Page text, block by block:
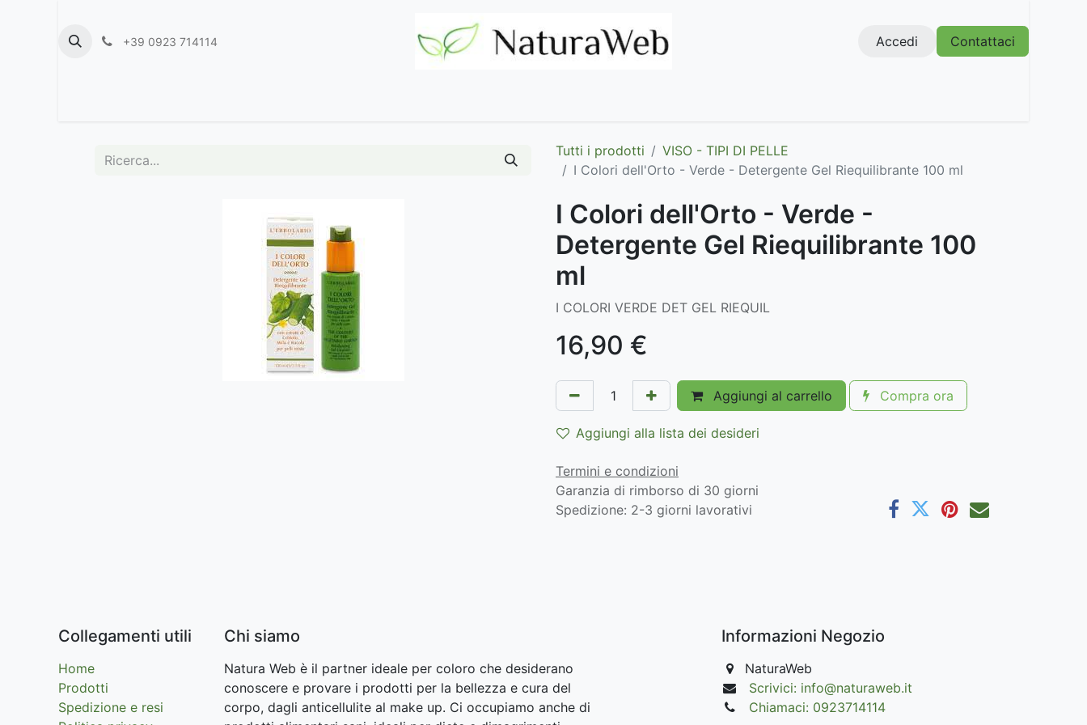
+39 0923 714114 Accedi Contattaci
Tutti i prodotti
VISO - TIPI DI PELLE
I Colori dell'Orto - Verde - Detergente Gel Riequilibrante 100 ml
I Colori dell'Orto - Verde -
Detergente Gel Riequilibrante 100
ml
I COLORI VERDE DET GEL RIEQUIL
16,90 €
Aggiungi al carrello Compra ora
Aggiungi alla lista dei desideri
Termini e condizioni
Garanzia di rimborso di 30 giorni
Spedizione: 2-3 giorni lavorativi
Collegamenti utili
Home
Prodotti
Spedizione e resi
Chi siamo
Natura Web è il partner ideale per coloro che desiderano
conoscere e provare i prodotti per la bellezza e cura del
corpo, dagli anticellulite al make up. Ci occupiamo anche di
Informazioni Negozio
NaturaWeb
Scrivici: info@naturaweb.it
Chiamaci: 0923714114